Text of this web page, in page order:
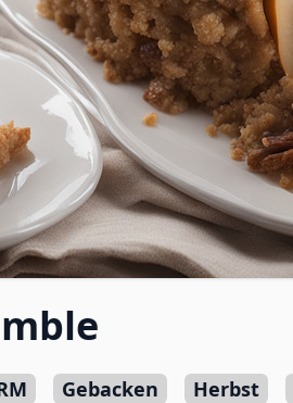
Gebacken Herbst